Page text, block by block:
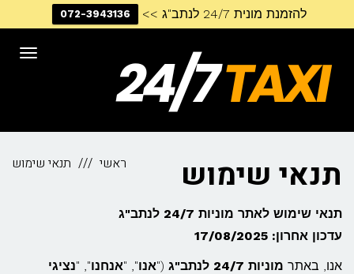
להזמנת מונית 24/7 לנתב"ג >> 072-3943136
ראשי תנאי שימוש תנאי שימוש
תנאי שימוש לאתר מוניות 24/7 לנתב"ג
עדכון אחרון: 17/08/2025
אנו, באתר מוניות 24/7 לנתב"ג ("אנו", "אנחנו", "נציגי